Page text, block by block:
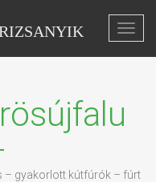
– gyakorlott kútfúrók – fúrt